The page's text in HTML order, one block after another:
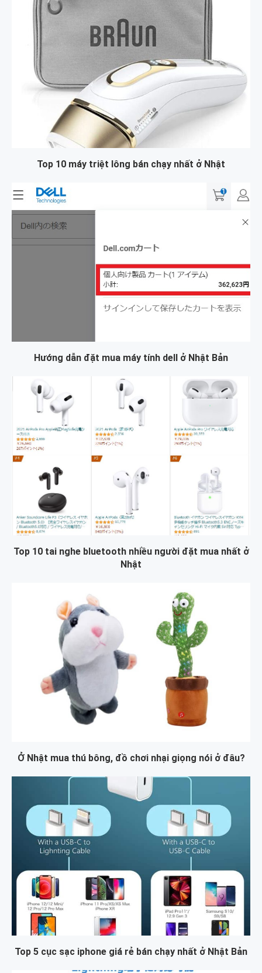
Top 10 máy triệt lông bán chạy nhất ở Nhật
Hướng dẫn đặt mua máy tính dell ở Nhật Bản
Top 10 tai nghe bluetooth nhiều người đặt mua nhất ở
Nhật
Ở Nhật mua thú bông, đồ chơi nhại giọng nói ở đâu?
Top 5 cục sạc iphone giá rẻ bán chạy nhất ở Nhật Bản